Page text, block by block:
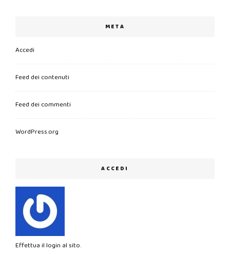
META
Accedi
Feed dei contenuti
Feed dei commenti
WordPress.org
ACCEDI
Effettua il login al sito.